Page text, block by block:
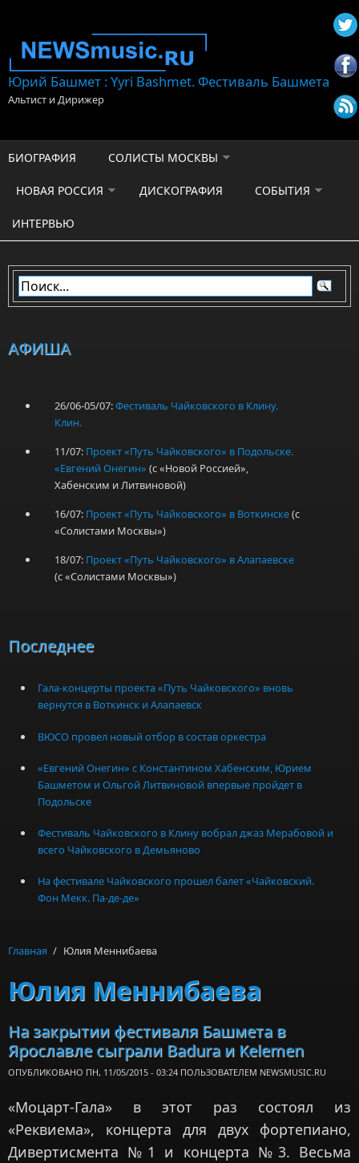
Юрий Башмет : Yyri Bashmet. Фестиваль Башмета
Альтист и Дирижер
БИОГРАФИЯ СОЛИСТЫ МОСКВЫ
НОВАЯ РОССИЯ ДИСКОГРАФИЯ СОБЫТИЯ
ИНТЕРВЬЮ
АФИША
26/06-05/07:Фестиваль Чайковского в Клину.
Клин.
11/07: Проект «Путь Чайковского» в Подольске.
«Евгений Онегин» (с «Новой Россией»,
Хабенским и Литвиновой)
16/07: Проект «Путь Чайковского» в Воткинске(с
«Солистами Москвы»)
18/07: Проект «Путь Чайковского» в Алапаевске
(с «Солистами Москвы»)
Последнее
Гала-концерты проекта «Путь Чайковского» вновь
вернутся в Воткинск и Алапаевск
ВЮСО провел новый отбор в состав оркестра
«Евгений Онегин» с Константином Хабенским, Юрием
Башметом и Ольгой Литвиновой впервые пройдет в
Подольске
Фестиваль Чайковского в Клину вобрал джаз Мерабовой и
всего Чайковского в Демьяново
На фестивале Чайковского прошел балет «Чайковский.
Фон Мекк. Па-де-де»
Главная / Юлия Меннибаева
Юлия Меннибаева
На закрытии фестиваля Башмета в
Ярославле сыграли Badura и Kelemen
ОПУБЛИКОВАНО ПН, 11/05/2015 - 03:24 ПОЛЬЗОВАТЕЛЕМ NEWSMUSIC.RU
«Моцарт-Гала» в этот раз состоял из
«Реквиема», концерта для двух фортепиано,
Дивертисмента №1 и концерта №3. Весьма